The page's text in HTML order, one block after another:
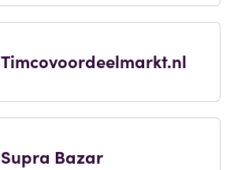
Timcovoordeelmarkt.nl
Supra Bazar